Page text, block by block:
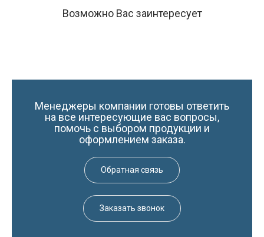
Возможно Вас заинтересует
Менеджеры компании готовы ответить
на все интересующие вас вопросы,
помочь с выбором продукции и
оформлением заказа.
Обратная связь
Заказать звонок